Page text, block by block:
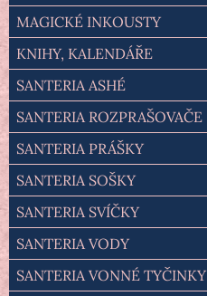
MAGICKÉ INKOUSTY
KNIHY, KALENDÁŘE
SANTERIA ASHÉ
SANTERIA ROZPRAŠOVAČE
SANTERIA PRÁŠKY
SANTERIA SOŠKY
SANTERIA SVÍČKY
SANTERIA VODY
SANTERIA VONNÉ TYČINKY